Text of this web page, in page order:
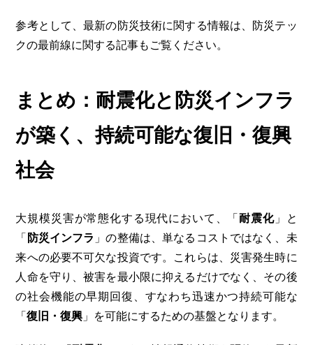
参考として、最新の防災技術に関する情報は、 防災テッ
クの最前線に関する記事もご覧ください。
まとめ：耐震化と防災インフラ
が築く、持続可能な復旧・復興
社会
大規模災害が常態化する現代において、「耐震化」と
「防災インフラ 」の整備は、単なるコストではなく、未
来への必要不可欠な投資です。これらは、災害発生時に
人命を守り、被害を最小限に抑えるだけでなく、その後
の社会機能の早期回復、すなわち迅速かつ持続可能な
「復旧・復興 」を可能にするための基盤となります。